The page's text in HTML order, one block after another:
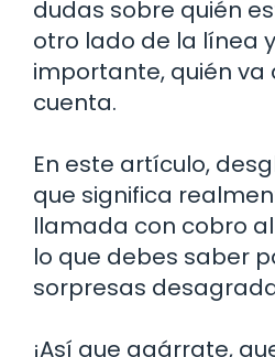
dudas sobre quién
otro lado de la línea
importante, quién va
cuenta.
En este artículo,
que significa
llamada con cobro
lo que debes saber
sorpresas
¡Así que agárrate,